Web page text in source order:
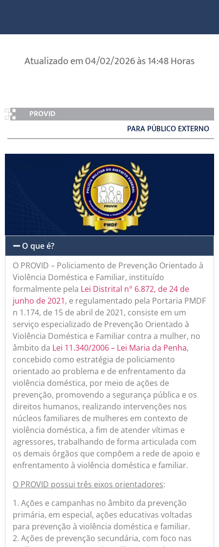
Atualizado em 04/02/2026 às 14:48 Horas
PROVID
PARA PÚBLICO EXTERNO
O que é?
O PROVID – Policiamento de Prevenção Orientado à
Violência Doméstica e Familiar, instituído
formalmente pela Lei Distrital n° 6.872, de 24 de
junho de 2021, e regulamentado pela Portaria PMDF
n 1.174, de 15 de abril de 2021, consiste em um
serviço especializado de Prevenção Orientado à
Violência Doméstica e Familiar contra a mulher, no
âmbito da Lei 11.340/2006 – Lei Maria da Penha,
concebido como estratégia de policiamento
orientado ao problema e de enfrentamento da
violência doméstica, por meio de ações de
prevenção, promovendo a segurança pública e os
direitos humanos, realizando intervenções nos
núcleos familiares de mulheres em contexto de
violência doméstica, a fim de atender vítimas e
agressores, trabalhando de forma articulada com
os demais órgãos que compõem a rede de apoio e
enfrentamento à violência doméstica e familiar.
O PROVID possui três eixos orientadores:
1. Ações e campanhas no âmbito da prevenção
primária, em especial, ações educativas voltadas
para prevenção à violência doméstica e familiar.
2. Ações de prevenção secundária, com foco nas